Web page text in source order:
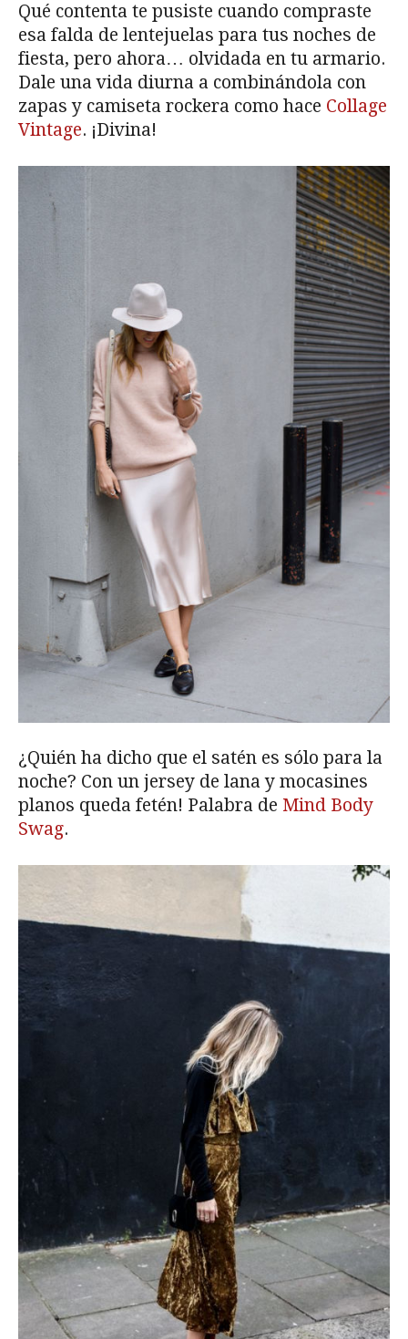
Qué contenta te pusiste cuando compraste
esa falda de lentejuelas para tus noches de
fiesta, pero ahora… olvidada en tu armario.
Dale una vida diurna a combinándola con
zapas y camiseta rockera como hace Collage
Vintage. ¡Divina!
¿Quién ha dicho que el satén es sólo para la
noche? Con un jersey de lana y mocasines
planos queda fetén! Palabra de Mind Body
Swag.